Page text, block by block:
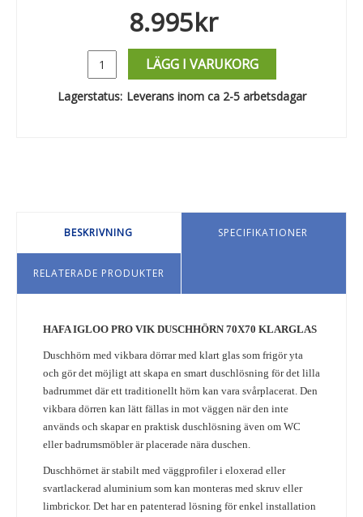
8.995kr
LÄGG I VARUKORG
Lagerstatus: Leverans inom ca 2-5 arbetsdagar
BESKRIVNING SPECIFIKATIONER
RELATERADE PRODUKTER
HAFA IGLOO PRO VIK DUSCHHÖRN 70X70 KLARGLAS
Duschhörn med vikbara dörrar med klart glas som frigör yta
och gör det möjligt att skapa en smart duschlösning för det lilla
badrummet där ett traditionellt hörn kan vara svårplacerat. Den
vikbara dörren kan lätt fällas in mot väggen när den inte
används och skapar en praktisk duschlösning även om WC
eller badrumsmöbler är placerade nära duschen.
Duschhörnet är stabilt med väggprofiler i eloxerad eller
svartlackerad aluminium som kan monteras med skruv eller
limbrickor. Det har en patenterad lösning för enkel installation